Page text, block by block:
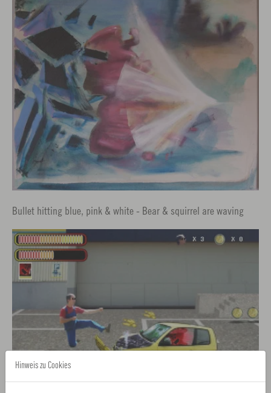
Bullet hitting blue, pink & white - Bear & squirrel are waving
Hinweis zu Cookies